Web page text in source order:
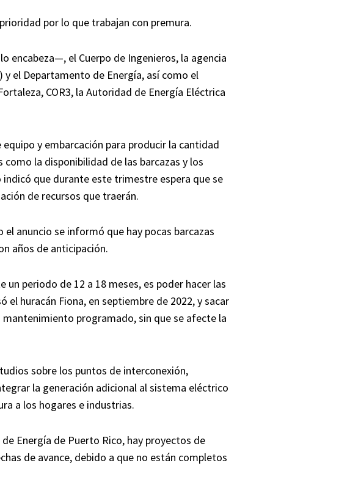
por lo que trabajan con premura.
encabeza—, el Cuerpo de Ingenieros, la agencia
el Departamento de Energía, así como el
COR3, la Autoridad de Energía Eléctrica
y embarcación para producir la cantidad
la disponibilidad de las barcazas y los
que durante este trimestre espera que se
de recursos que traerán.
anuncio se informó que hay pocas barcazas
años de anticipación.
periodo de 12 a 18 meses, es poder hacer las
el huracán Fiona, en septiembre de 2022, y sacar
programado, sin que se afecte la
sobre los puntos de interconexión,
la generación adicional al sistema eléctrico
a los hogares e industrias.
Energía de Puerto Rico, hay proyectos de
de avance, debido a que no están completos